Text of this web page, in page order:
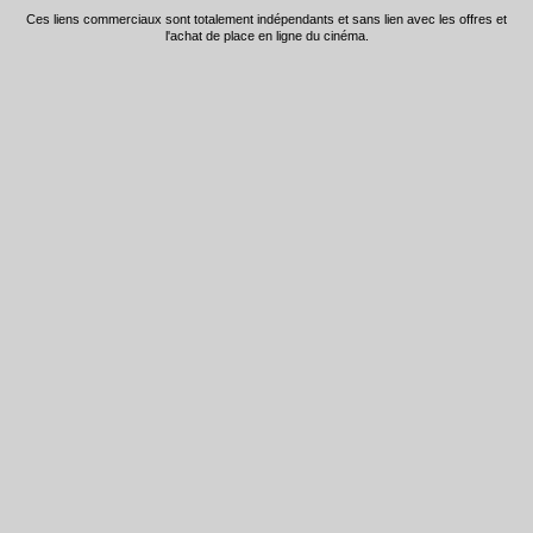
Ces liens commerciaux sont totalement indépendants et sans lien avec les offres et
l'achat de place en ligne du cinéma.